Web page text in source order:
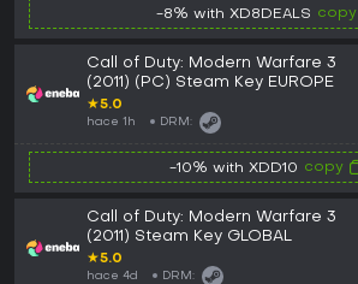
-8% with XD8DEALS copy
Call of Duty: Modern Warfare 3
(2011) (PC) Steam Key EUROPE
★5.0
hace 1h DRM:
-10% with XDD10 copy
Call of Duty: Modern Warfare 3
(2011) Steam Key GLOBAL
★5.0
hace 4d DRM: